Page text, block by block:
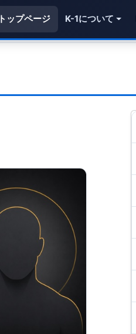
トップページ K-1について